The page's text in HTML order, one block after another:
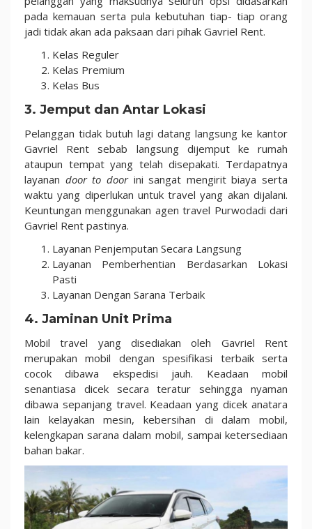
pada kemauan serta pula kebutuhan tiap- tiap orang
jadi tidak akan ada paksaan dari pihak Gavriel Rent.
Kelas Reguler
Kelas Premium
Kelas Bus
3. Jemput dan Antar Lokasi
Pelanggan tidak butuh lagi datang langsung ke kantor
Gavriel Rent sebab langsung dijemput ke rumah
ataupun tempat yang telah disepakati. Terdapatnya
layanan door to doorini sangat mengirit biaya serta
waktu yang diperlukan untuk travel yang akan dijalani.
Keuntungan menggunakan agen travel Purwodadi dari
Gavriel Rent pastinya.
Layanan Penjemputan Secara Langsung
Layanan Pemberhentian Berdasarkan Lokasi
Pasti
Layanan Dengan Sarana Terbaik
4. Jaminan Unit Prima
Mobil travel yang disediakan oleh Gavriel Rent
merupakan mobil dengan spesifikasi terbaik serta
cocok dibawa ekspedisi jauh. Keadaan mobil
senantiasa dicek secara teratur sehingga nyaman
dibawa sepanjang travel. Keadaan yang dicek anatara
lain kelayakan mesin, kebersihan di dalam mobil,
kelengkapan sarana dalam mobil, sampai ketersediaan
bahan bakar.